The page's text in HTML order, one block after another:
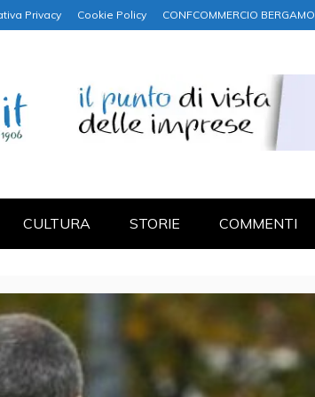
Privacy Cookie Policy CONFCOMMERCIO BERGAMO
CULTURA STORIE COMMENTI